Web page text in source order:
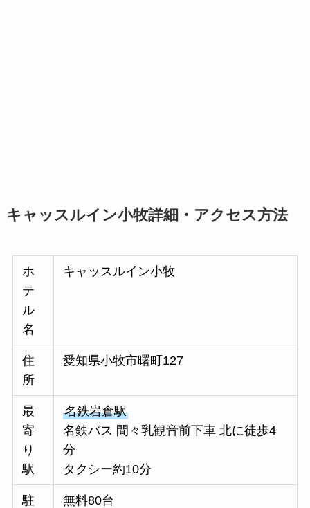
キャッスルイン小牧詳細・アクセス方法
ホ
テ
ル
名
キャッスルイン小牧
住
所
愛知県小牧市曙町127
最
寄
り
駅
名鉄岩倉駅
名鉄バス 間々乳観音前下車 北に徒歩4
分
タクシー約10分
駐
無料80台